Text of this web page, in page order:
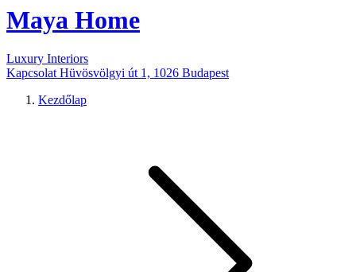
Maya Home
Luxury Interiors
Kapcsolat Hüvösvölgyi út 1, 1026 Budapest
Kezdőlap